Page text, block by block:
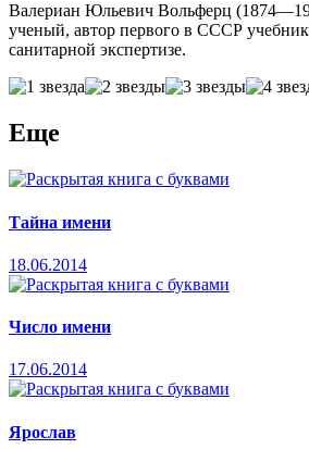
Валериан Юльевич Вольферц
ученый, автор первого в СССР
санитарной экспертизе.
Еще
Тайна имени
18.06.2014
Число имени
17.06.2014
Ярослав